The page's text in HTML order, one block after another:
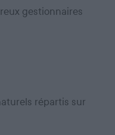
gestionnaires
répartis sur